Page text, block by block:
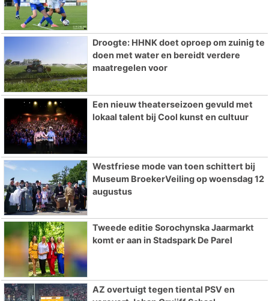
Droogte: HHNK doet oproep om zuinig te
doen met water en bereidt verdere
maatregelen voor
Een nieuw theaterseizoen gevuld met
lokaal talent bij Cool kunst en cultuur
Westfriese mode van toen schittert bij
Museum BroekerVeiling op woensdag 12
augustus
Tweede editie Sorochynska Jaarmarkt
komt er aan in Stadspark De Parel
AZ overtuigt tegen tiental PSV en